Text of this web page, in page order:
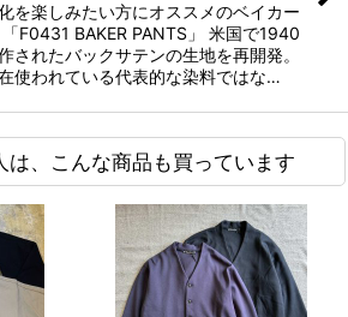
化を楽しみたい方にオススメのベイカー
F0431 BAKER PANTS」 米国で1940
されたバックサテンの生地を再開発。
使われている代表的な染料ではな…
は、こんな商品も買っています